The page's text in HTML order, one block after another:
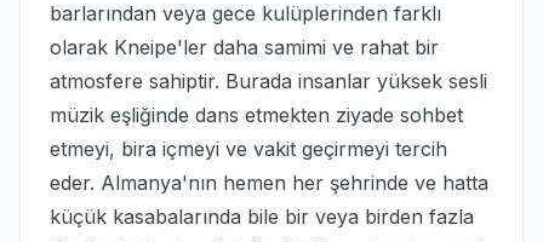
barlarından veya gece kulüplerinden farklı
olarak Kneipe'ler daha samimi ve rahat bir
atmosfere sahiptir. Burada insanlar yüksek sesli
müzik eşliğinde dans etmekten ziyade sohbet
etmeyi, bira içmeyi ve vakit geçirmeyi tercih
eder. Almanya'nın hemen her şehrinde ve hatta
küçük kasabalarında bile bir veya birden fazla